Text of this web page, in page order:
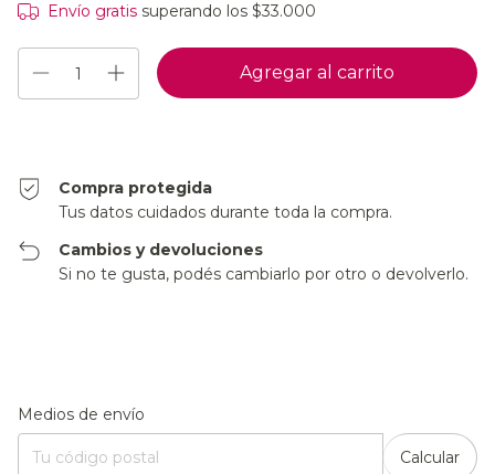
Envío gratis superando los $33.000
Compra protegida
Tus datos cuidados durante toda la compra.
Cambios y devoluciones
Si no te gusta, podés cambiarlo por otro o devolverlo.
Entregas para el CP:
Medios de envío
Calcular